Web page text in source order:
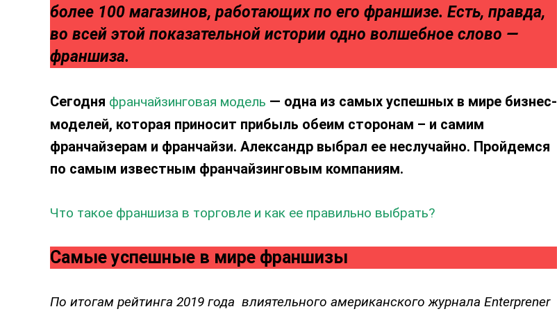
более 100 магазинов, работающих по его франшизе. Есть, правда,
во всей этой показательной истории одно волшебное слово —
франшиза.
Сегодня франчайзинговая модель — одна из самых успешных в мире бизнес-
моделей, которая приносит прибыль обеим сторонам – и самим
франчайзерам и франчайзи. Александр выбрал ее неслучайно. Пройдемся
по самым известным франчайзинговым компаниям.
Что такое франшиза в торговле и как ее правильно выбрать?
Cамые успешные в мире франшизы
По итогам рейтинга 2019 года влиятельного американского журнала Enterprener